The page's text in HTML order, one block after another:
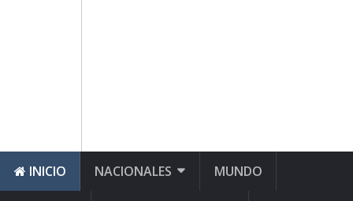
INICIO NACIONALES MUNDO